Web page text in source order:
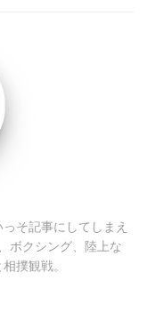
そ記事にしてしまえ
ボクシング、陸上な
撲観戦。